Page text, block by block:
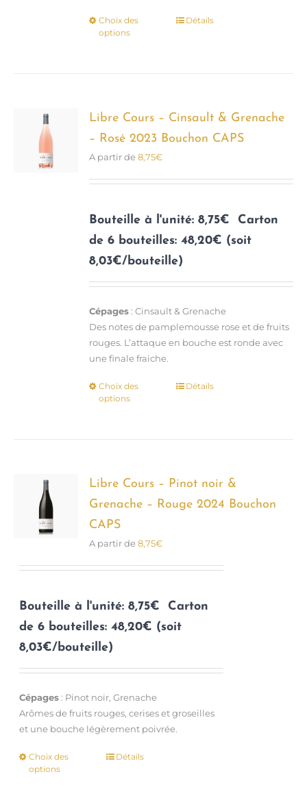
Choix des
options
Ce
options
peuvent
sur
du
produit
Détails
Libre Cours – Cinsault & Grenache
– Rosé 2023 Bouchon CAPS
A partir de8,75€
Bouteille à l'unité: 8,75€
Carton
de 6 bouteilles: 48,20€ (soit
8,03€/bouteille)
Cépages : Cinsault & Grenache
Des notes de pamplemousse rose et de fruits
rouges. L’attaque en bouche est ronde avec
une finale fraiche.
Choix des
options
Ce
options
peuvent
être
produit
Détails
Libre Cours – Pinot noir &
Grenache – Rouge 2024 Bouchon
CAPS
A partir de8,75€
Bouteille à l'unité: 8,75€
Carton
de 6 bouteilles: 48,20€ (soit
8,03€/bouteille)
Cépages : Pinot noir, Grenache
Arômes de fruits rouges, cerises et groseilles
et une bouche légèrement poivrée.
Choix des
options
CeDétails